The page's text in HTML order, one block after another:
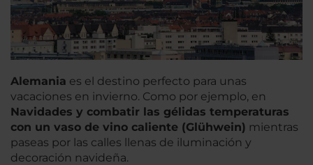
Alemania es el destino perfecto para unas
vacaciones en invierno. Como por ejemplo, en
Navidades y combatir las gélidas temperaturas
con un vaso de vino caliente (Glühwein) mientras
paseas por las calles llenas de iluminación y
decoración navideña.